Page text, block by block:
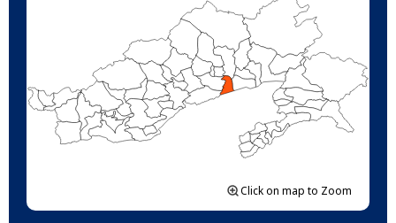
Click on map to Zoom